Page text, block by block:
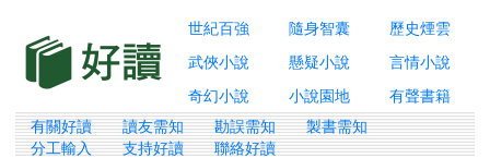
世紀百強 隨身智囊
歷史煙雲
武俠小說
懸疑小說
言情小說
奇幻小說
小說園地 有聲書籍
有關好讀 讀友需知 勘誤需知
製書需知
分工輸入
支持好讀 聯絡好讀